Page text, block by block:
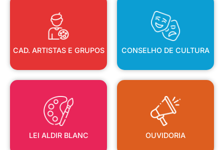
CAD. ARTISTAS E GRUPOS
CAD. ARTISTAS E GRUPOS
CONSELHO DE CULTURA
CONSELHO DE CULTURA
LEI ALDIR BLANC
LEI ALDIR BLANC
OUVIDORIA
OUVIDORIA